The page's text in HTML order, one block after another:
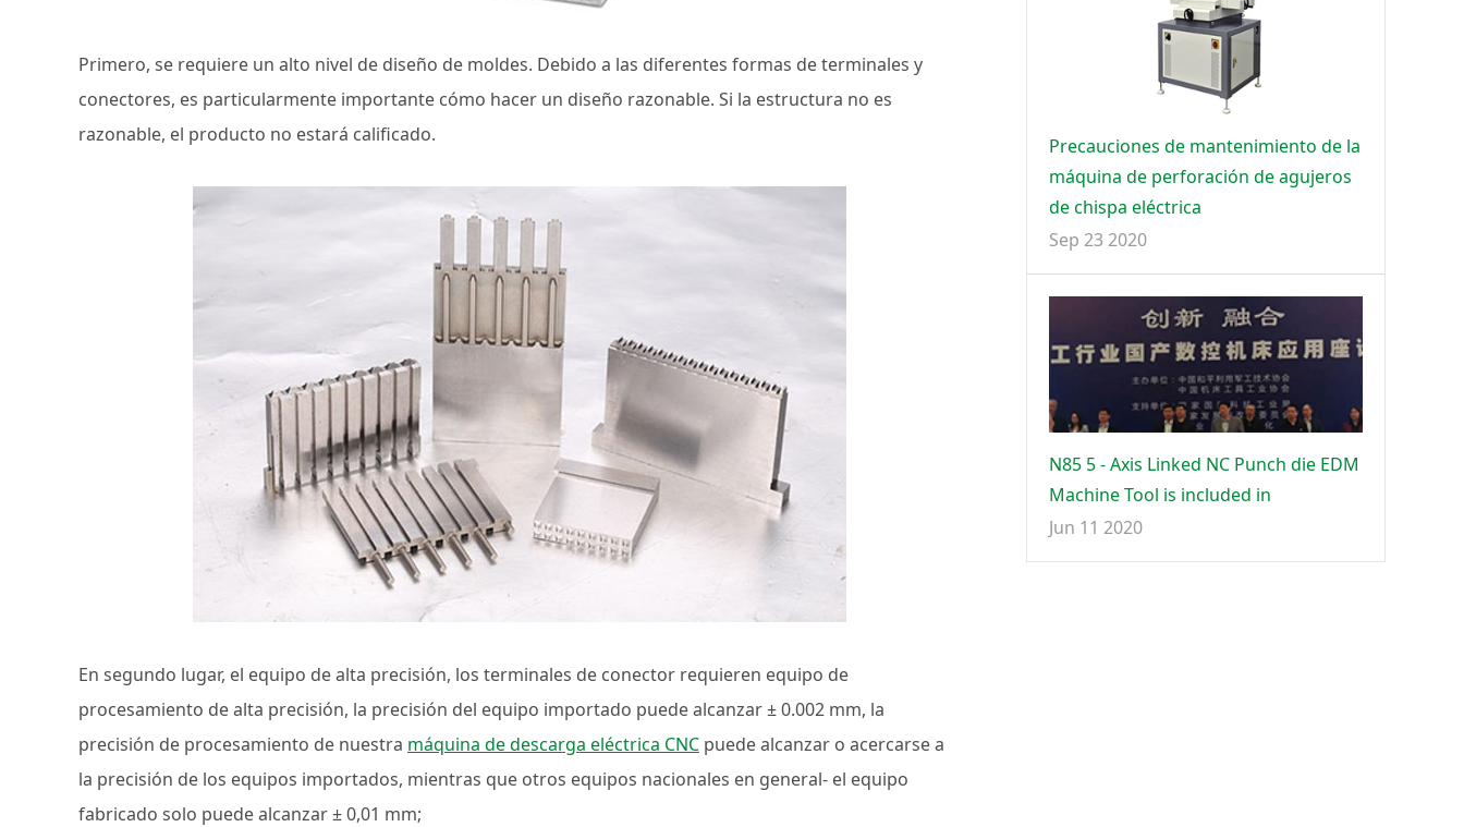
Primero, se requiere un alto nivel de diseño de moldes. Debido a las diferentes formas de terminales y
conectores, es particularmente importante cómo hacer un diseño razonable. Si la estructura no es
razonable, el producto no estará calificado.
En segundo lugar, el equipo de alta precisión, los terminales de conector requieren equipo de
procesamiento de alta precisión, la precisión del equipo importado puede alcanzar ± 0.002 mm, la
precisión de procesamiento de nuestra máquina de descarga eléctrica CNC puede alcanzar o acercarse a
la precisión de los equipos importados, mientras que otros equipos nacionales en general- el equipo
fabricado solo puede alcanzar ± 0,01 mm;
Precauciones de mantenimiento de la
máquina de perforación de agujeros
de chispa eléctrica
Sep 23 2020
N85 5 - Axis Linked NC Punch die EDM
Machine Tool is included in
Jun 11 2020